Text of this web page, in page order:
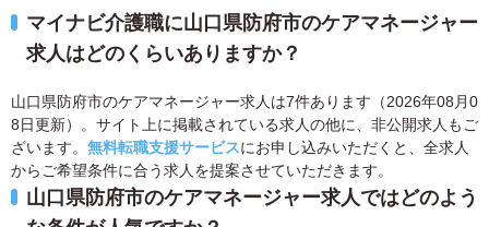
マイナビ介護職に山口県防府市のケアマネージャー
求人はどのくらいありますか？
山口県防府市のケアマネージャー求人は7件あります（2026年08月0
8日更新）。サイト上に掲載されている求人の他に、非公開求人もご
ざいます。 無料転職支援サービスにお申し込みいただくと、全求人
からご希望条件に合う求人を提案させていただきます。
山口県防府市のケアマネージャー求人ではどのよう